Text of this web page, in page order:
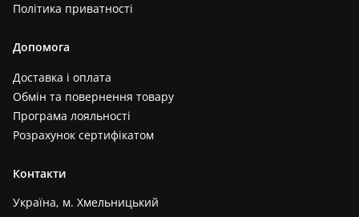
Політика приватності
Допомога
Доставка і оплата
Обмін та повернення товару
Програма лояльності
Розрахунок сертифікатом
Контакти
Україна, м. Хмельницький